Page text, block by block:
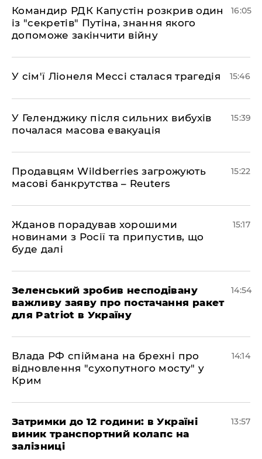
Командир РДК Капустін розкрив один
із "секретів" Путіна, знання якого
допоможе закінчити війну
16:05
У сім'ї Ліонеля Мессі сталася трагедія 15:46
У Геленджику після сильних вибухів
почалася масова евакуація
15:39
Продавцям Wildberries загрожують
масові банкрутства – Reuters
15:22
Жданов порадував хорошими
новинами з Росії та припустив, що
буде далі
15:17
Зеленський зробив несподівану
важливу заяву про постачання ракет
для Patriot в Україну
14:54
Влада РФ спіймана на брехні про
відновлення "сухопутного мосту" у
Крим
14:14
Затримки до 12 години: в Україні
виник транспортний колапс на
залізниці
13:57